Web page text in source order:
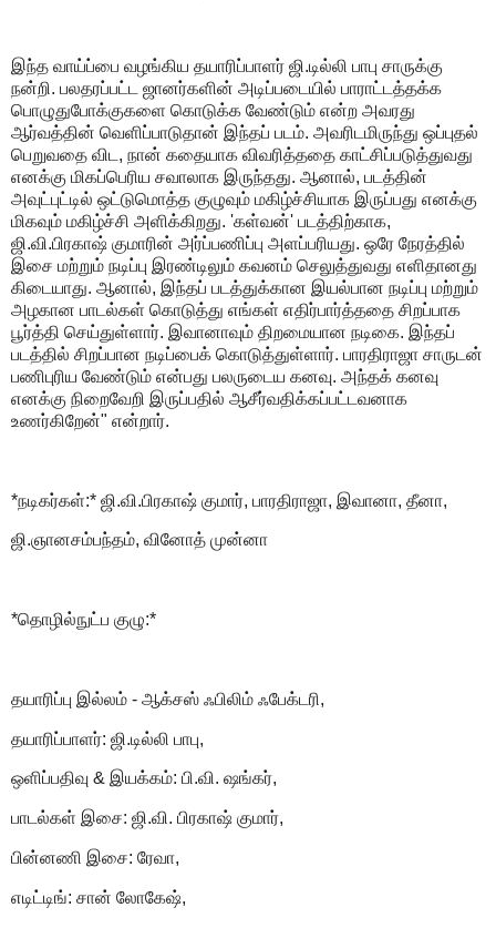
இந்த வாய்ப்பை வழங்கிய தயாரிப்பாளர் ஜி.டில்லி பாபு சாருக்கு
நன்றி. பலதரப்பட்ட ஜானர்களின் அடிப்படையில் பாராட்டத்தக்க
பொழுதுபோக்குகளை கொடுக்க வேண்டும் என்ற அவரது
ஆர்வத்தின் வெளிப்பாடுதான் இந்தப் படம். அவரிடமிருந்து ஒப்புதல்
பெறுவதை விட, நான் கதையாக விவரித்ததை காட்சிப்படுத்துவது
எனக்கு மிகப்பெரிய சவாலாக இருந்தது. ஆனால், படத்தின்
அவுட்புட்டில் ஒட்டுமொத்த குழுவும் மகிழ்ச்சியாக இருப்பது எனக்கு
மிகவும் மகிழ்ச்சி அளிக்கிறது. 'கள்வன்' படத்திற்காக,
ஜி.வி.பிரகாஷ் குமாரின் அர்ப்பணிப்பு அளப்பரியது. ஒரே நேரத்தில்
இசை மற்றும் நடிப்பு இரண்டிலும் கவனம் செலுத்துவது எளிதானது
கிடையாது. ஆனால், இந்தப் படத்துக்கான இயல்பான நடிப்பு மற்றும்
அழகான பாடல்கள் கொடுத்து எங்கள் எதிர்பார்த்ததை சிறப்பாக
பூர்த்தி செய்துள்ளார். இவானாவும் திறமையான நடிகை. இந்தப்
படத்தில் சிறப்பான நடிப்பைக் கொடுத்துள்ளார். பாரதிராஜா சாருடன்
பணிபுரிய வேண்டும் என்பது பலருடைய கனவு. அந்தக் கனவு
எனக்கு நிறைவேறி இருப்பதில் ஆசீர்வதிக்கப்பட்டவனாக
உணர்கிறேன்" என்றார்.
*நடிகர்கள்:* ஜி.வி.பிரகாஷ் குமார், பாரதிராஜா, இவானா, தீனா,
ஜி.ஞானசம்பந்தம், வினோத் முன்னா
*தொழில்நுட்ப குழு:*
தயாரிப்பு இல்லம் - ஆக்சஸ் ஃபிலிம் ஃபேக்டரி,
தயாரிப்பாளர்: ஜி.டில்லி பாபு,
ஒளிப்பதிவு & இயக்கம்: பி.வி. ஷங்கர்,
பாடல்கள் இசை: ஜி.வி. பிரகாஷ் குமார்,
பின்னணி இசை: ரேவா,
எடிட்டிங்: சான் லோகேஷ்,